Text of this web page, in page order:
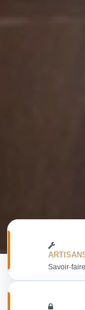
Savoir-